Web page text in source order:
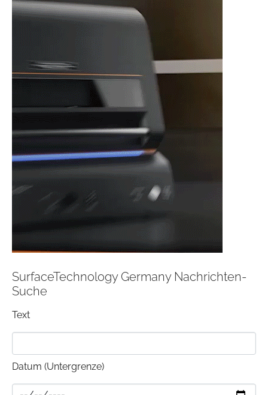
SurfaceTechnology Germany Nachrichten-
Suche
Text
Datum (Untergrenze)